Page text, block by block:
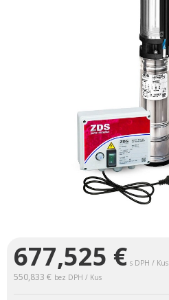
677,525 € s DPH / Kus
550,833 € bez DPH / Kus